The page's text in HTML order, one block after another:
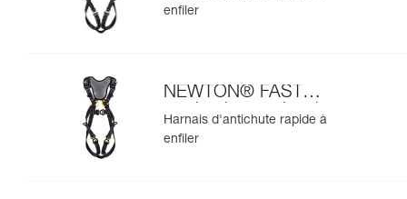
enfiler
NEWTON® FAST
version internationale
Harnais d'antichute rapide à
enfiler